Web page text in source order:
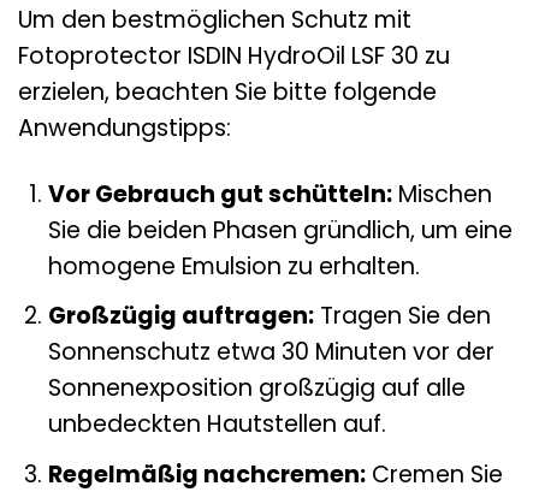
Um den bestmöglichen Schutz mit
Fotoprotector ISDIN HydroOil LSF 30 zu
erzielen, beachten Sie bitte folgende
Anwendungstipps:
Vor Gebrauch gut schütteln:Mischen
Sie die beiden Phasen gründlich, um eine
homogene Emulsion zu erhalten.
Großzügig auftragen:Tragen Sie den
Sonnenschutz etwa 30 Minuten vor der
Sonnenexposition großzügig auf alle
unbedeckten Hautstellen auf.
Regelmäßig nachcremen:Cremen Sie